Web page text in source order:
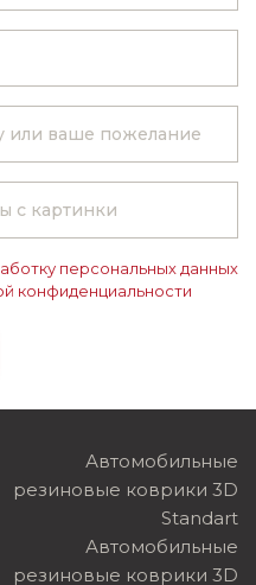
персональных данных
конфиденциальности
Автомобильные
резиновые коврики 3D
Standart
Автомобильные
резиновые коврики 3D